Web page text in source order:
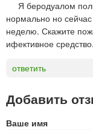
Я беродуалом
нормально но
неделю. Скажите
ифективное средство.
ответить
Добавить
Ваше имя